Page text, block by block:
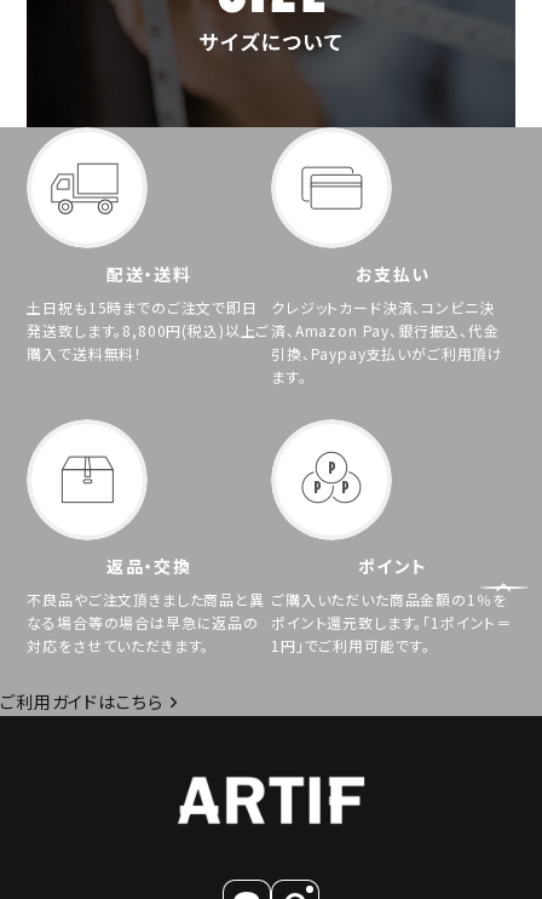
配送・送料
土日祝も15時までのご注文で即日
発送致します。8,800円(税込)以上ご
購入で送料無料！
お支払い
クレジットカード決済、コンビニ決
済、Amazon Pay、銀行振込、代金
引換、Paypay支払いがご利用頂け
ます。
返品・交換
不良品やご注文頂きました商品と異
なる場合等の場合は早急に返品の
対応をさせていただきます。
ポイント
ご購入いただいた商品金額の1％を
ポイント還元致します。「1ポイント＝
1円」でご利用可能です。
ご利用ガイドはこちら